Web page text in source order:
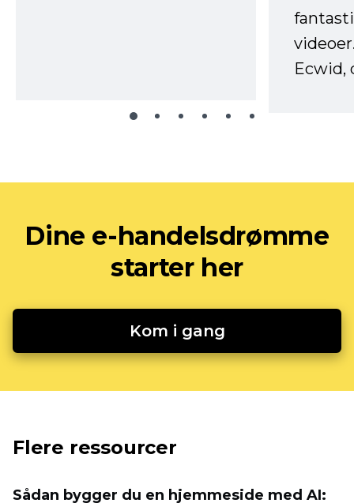
Ecwid,
Dine e-handelsdrømme
starter her
Kom i gang
Flere ressourcer
Sådan bygger du en hjemmeside med AI: